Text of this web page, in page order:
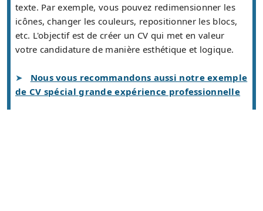
texte. Par exemple, vous pouvez redimensionner les
icônes, changer les couleurs, repositionner les blocs,
etc. L'objectif est de créer un CV qui met en valeur
votre candidature de manière esthétique et logique.
Nous vous recommandons aussi notre exemple
de CV spécial grande expérience professionnelle